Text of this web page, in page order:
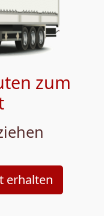
zum
erhalten